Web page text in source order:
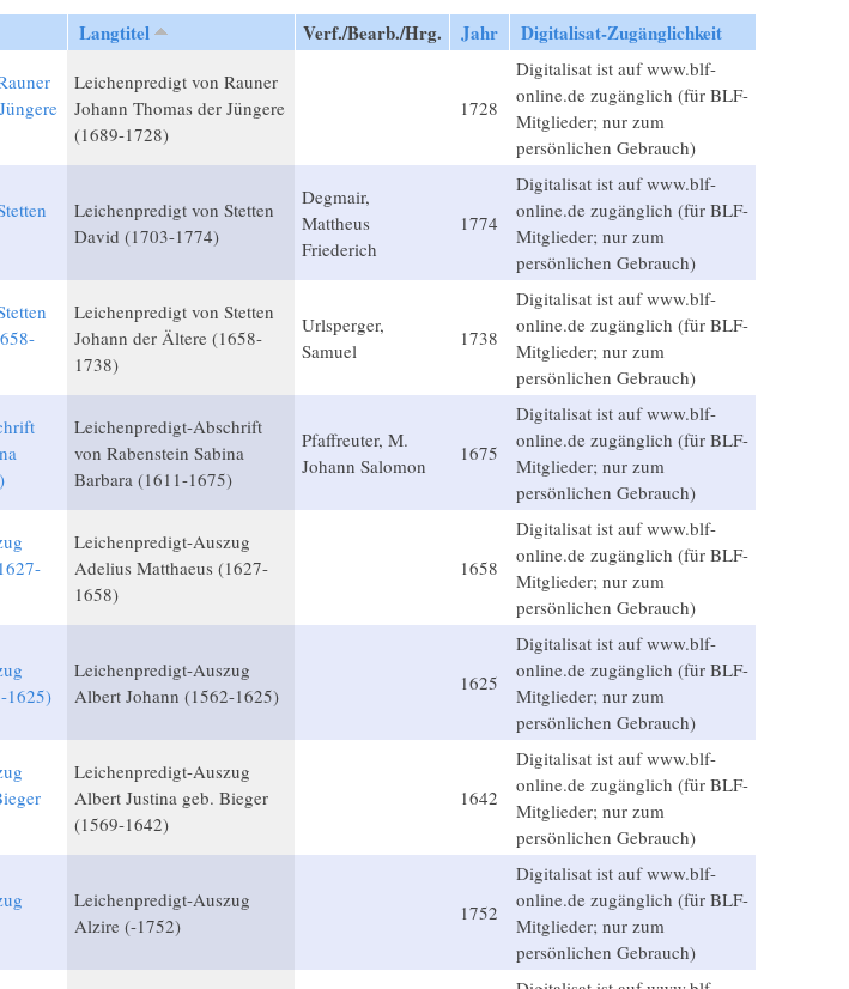
Langtitel Verf./Bearb./Hrg. Jahr Digitalisat-Zugänglichkeit
Leichenpredigt von Rauner
Johann Thomas der Jüngere
(1689-1728)
1728
Digitalisat ist auf www.blf-
online.de zugänglich (für BLF-
Mitglieder; nur zum
persönlichen Gebrauch)
Leichenpredigt von Stetten
David (1703-1774)
Degmair,
Mattheus
Friederich
1774
Digitalisat ist auf www.blf-
online.de zugänglich (für BLF-
Mitglieder; nur zum
persönlichen Gebrauch)
Leichenpredigt von Stetten
Johann der Ältere (1658-
1738)
Urlsperger,
Samuel
1738
Digitalisat ist auf www.blf-
online.de zugänglich (für BLF-
Mitglieder; nur zum
persönlichen Gebrauch)
Leichenpredigt-Abschrift
von Rabenstein Sabina
Barbara (1611-1675)
Pfaffreuter, M.
Johann Salomon
1675
Digitalisat ist auf www.blf-
online.de zugänglich (für BLF-
Mitglieder; nur zum
persönlichen Gebrauch)
Leichenpredigt-Auszug
Adelius Matthaeus (1627-
1658)
1658
Digitalisat ist auf www.blf-
online.de zugänglich (für BLF-
Mitglieder; nur zum
persönlichen Gebrauch)
1625)
Leichenpredigt-Auszug
Albert Johann (1562-1625)
1625
Digitalisat ist auf www.blf-
online.de zugänglich (für BLF-
Mitglieder; nur zum
persönlichen Gebrauch)
Leichenpredigt-Auszug
Albert Justina geb. Bieger
(1569-1642)
1642
Digitalisat ist auf www.blf-
online.de zugänglich (für BLF-
Mitglieder; nur zum
persönlichen Gebrauch)
Leichenpredigt-Auszug
Alzire (-1752)
1752
Digitalisat ist auf www.blf-
online.de zugänglich (für BLF-
Mitglieder; nur zum
persönlichen Gebrauch)